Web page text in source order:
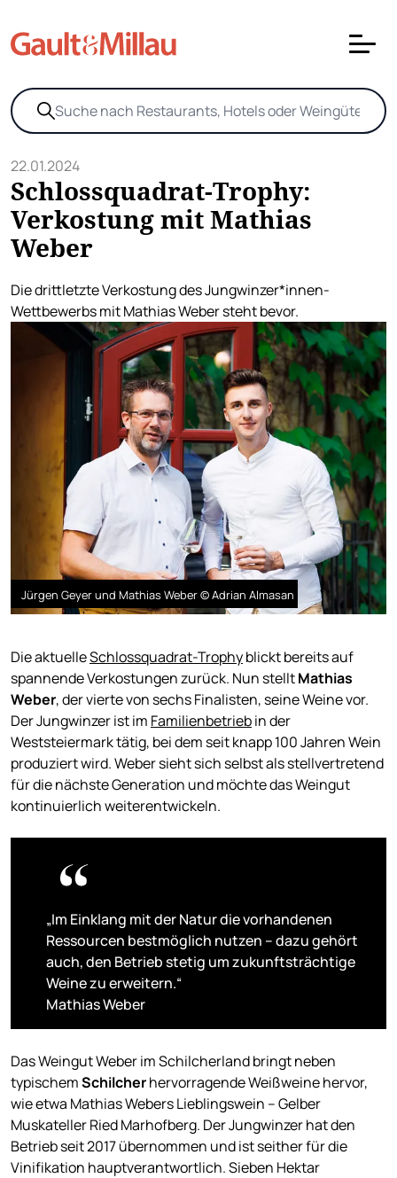
22.01.2024
Schlossquadrat-Trophy:
Verkostung mit Mathias
Weber
Die drittletzte Verkostung des Jungwinzer*innen-
Wettbewerbs mit Mathias Weber steht bevor.
Jürgen Geyer und Mathias Weber © Adrian Almasan
Die aktuelleSchlossquadrat-Trophyblickt bereits auf
spannende Verkostungen zurück. Nun stelltMathias
Weber, der vierte von sechs Finalisten, seine Weine vor.
Der Jungwinzer ist im Familienbetriebin der
Weststeiermark tätig, bei dem seit knapp 100 Jahren Wein
produziert wird. Weber sieht sich selbst als stellvertretend
für die nächste Generation und möchte das Weingut
kontinuierlich weiterentwickeln.
„Im Einklang mit der Natur die vorhandenen
Ressourcen bestmöglich nutzen – dazu gehört
auch, den Betrieb stetig um zukunftsträchtige
Weine zu erweitern.“
Mathias Weber
Das Weingut Weber im Schilcherland bringt neben
typischemSchilcherhervorragende Weißweine hervor,
wie etwa Mathias Webers Lieblingswein – Gelber
Muskateller Ried Marhofberg. Der Jungwinzer hat den
Betrieb seit 2017 übernommen und ist seither für die
Vinifikation hauptverantwortlich. Sieben Hektar